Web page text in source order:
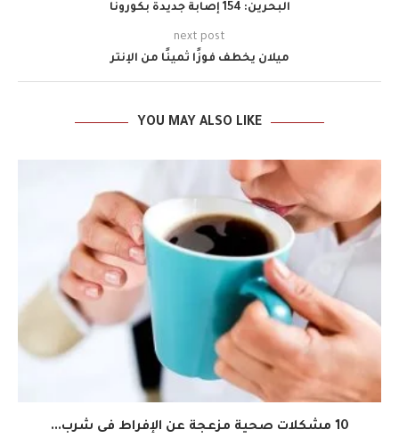
البحرين: 154 إصابة جديدة بكورونا
next post
ميلان يخطف فوزًا ثمينًا من الإنتر
YOU MAY ALSO LIKE
10 مشكلات صحية مزعجة عن الإفراط فى شرب...